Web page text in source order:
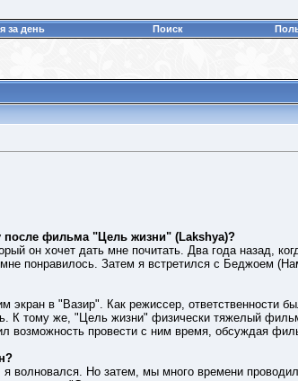
за день Поиск
после фильма "Цель жизни" (Lakshya)?
он хочет дать мне почитать. Два года назад,
понравилось. Затем я встретился с Беджоем
в "Вазир". Как режиссер, ответственности
К тому же, "Цель жизни" физически тяжелый
возможность провести с ним время, обсуждая
Но затем, мы много времени